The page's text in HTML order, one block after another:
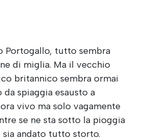
Portogallo, tutto sembra
di miglia. Ma il vecchio
britannico sembra ormai
da spiaggia esausto a
vivo ma solo vagamente
se ne sta sotto la pioggia
sia andato tutto storto.